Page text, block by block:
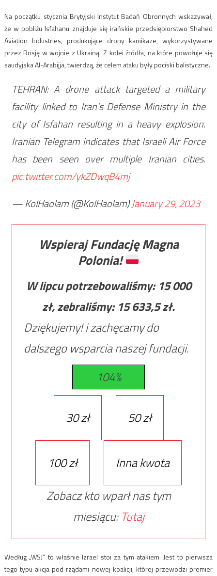
Na początku stycznia Brytyjski Instytut Badań Obronnych wskazywał,
że w pobliżu Isfahanu znajduje się irańskie przedsiębiorstwo Shahed
Aviation Industries, produkujące drony kamikaze, wykorzystywane
przez Rosję w wojnie z Ukrainą. Z kolei źródła, na które powołuje się
saudyjska Al-Arabijja, twierdzą, że celem ataku były pociski balistyczne.
TEHRAN: A drone attack targeted a military
facility linked to Iran’s Defense Ministry in the
city of Isfahan resulting in a heavy explosion.
Iranian Telegram indicates that Israeli Air Force
has been seen over multiple Iranian cities.
pic.twitter.com/ykZDwqB4mj
— KolHaolam (@KolHaolam)January 29, 2023
Wspieraj Fundację Magna
Polonia!
W lipcu potrzebowaliśmy: 15 000
zł, zebraliśmy: 15 633,5zł.
Dziękujemy! i zachęcamy do
dalszego wsparcia naszej fundacji.
104%
30 zł 50 zł
100 zł
Inna kwota
Zobacz kto wparł nas tym
miesiącu: Tutaj
Według „WSJ” to właśnie Izrael stoi za tym atakiem. Jest to pierwsza
tego typu akcja pod rządami nowej koalicji, której przewodzi premier